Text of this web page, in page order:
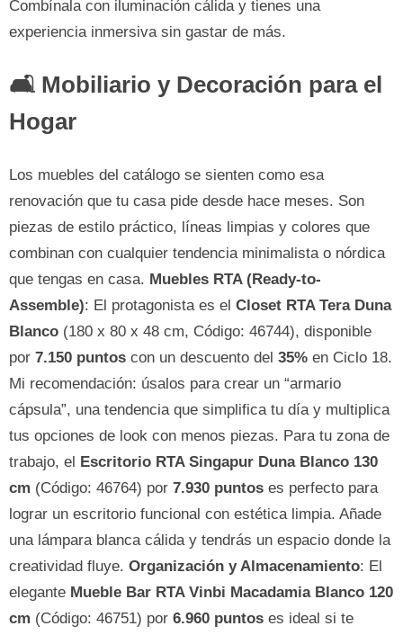
Combínala con iluminación cálida y tienes una
experiencia inmersiva sin gastar de más.
🛋️ Mobiliario y Decoración para el
Hogar
Los muebles del catálogo se sienten como esa
renovación que tu casa pide desde hace meses. Son
piezas de estilo práctico, líneas limpias y colores que
combinan con cualquier tendencia minimalista o nórdica
que tengas en casa. Muebles RTA (Ready-to-
Assemble): El protagonista es el Closet RTA Tera Duna
Blanco (180 x 80 x 48 cm, Código: 46744), disponible
por 7.150 puntos con un descuento del 35% en Ciclo 18.
Mi recomendación: úsalos para crear un “armario
cápsula”, una tendencia que simplifica tu día y multiplica
tus opciones de look con menos piezas. Para tu zona de
trabajo, el Escritorio RTA Singapur Duna Blanco 130
cm (Código: 46764) por 7.930 puntos es perfecto para
lograr un escritorio funcional con estética limpia. Añade
una lámpara blanca cálida y tendrás un espacio donde la
creatividad fluye. Organización y Almacenamiento: El
elegante Mueble Bar RTA Vinbi Macadamia Blanco 120
cm (Código: 46751) por 6.960 puntos es ideal si te